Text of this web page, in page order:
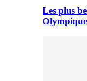
Les plus